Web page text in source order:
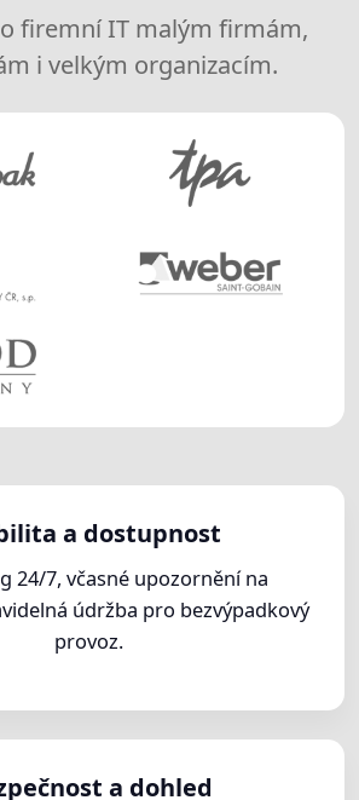
firemní IT malým firmám,
i velkým organizacím.
a dostupnost
24/7, včasné upozornění na
údržba pro bezvýpadkový
provoz.
a dohled